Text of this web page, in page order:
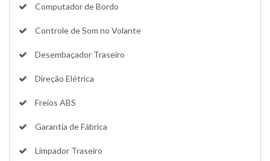
Computador de Bordo
Controle de Som no Volante
Desembaçador Traseiro
Direção Elétrica
Freios ABS
Garantia de Fábrica
Limpador Traseiro